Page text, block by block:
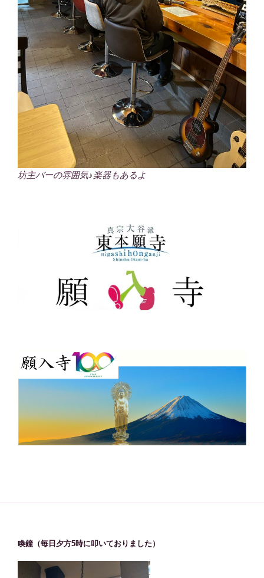
坊主バーの雰囲気♪楽器もあるよ
喚鐘（毎日夕方5時に叩いておりました）